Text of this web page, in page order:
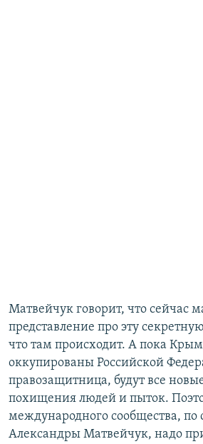
Матвейчук говорит, что сейчас
представление про эту
что там происходит. А пока
оккупированы Российской
правозащитница, будут все
похищения людей и пыток.
международного сообщества, по
Александры Матвейчук, надо